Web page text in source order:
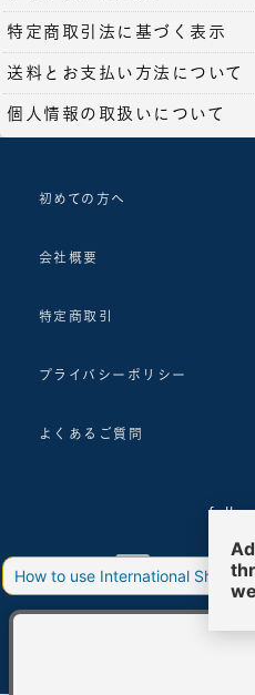
特定商取引法に基づく表示
送料とお支払い方法について
個人情報の取扱いについて
初めての方へ
会社概要
特定商取引
プライバシーポリシー
よくあるご質問
© 2018